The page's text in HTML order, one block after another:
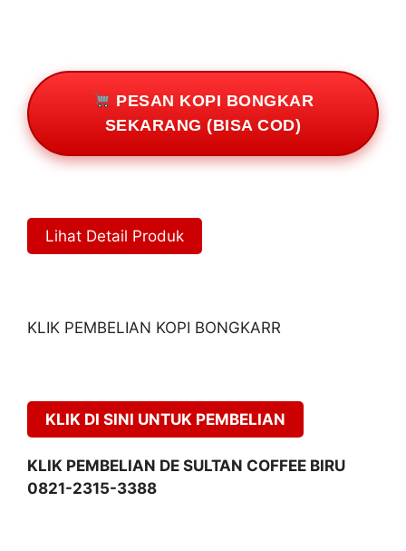
PESAN KOPI BONGKAR
SEKARANG (BISA COD)
Lihat Detail Produk
KLIK PEMBELIAN KOPI BONGKARR
KLIK DI SINI UNTUK PEMBELIAN
KLIK PEMBELIAN DE SULTAN COFFEE BIRU
0821-2315-3388